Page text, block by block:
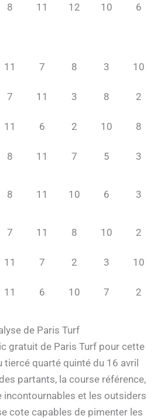
8 11 12 10 6
11 7 8 3 10
7 11 3 8 2
11 6 2 10 8
8 11 7 5 3
8 11 10 6 3
7 11 8 10 2
11 7 2 3 10
11 6 10 7 2
de Paris Turf
gratuit de Paris Turf pour cette
quarté quinté du 16 avril
partants, la course référence,
incontournables et les outsiders
cote capables de pimenter les